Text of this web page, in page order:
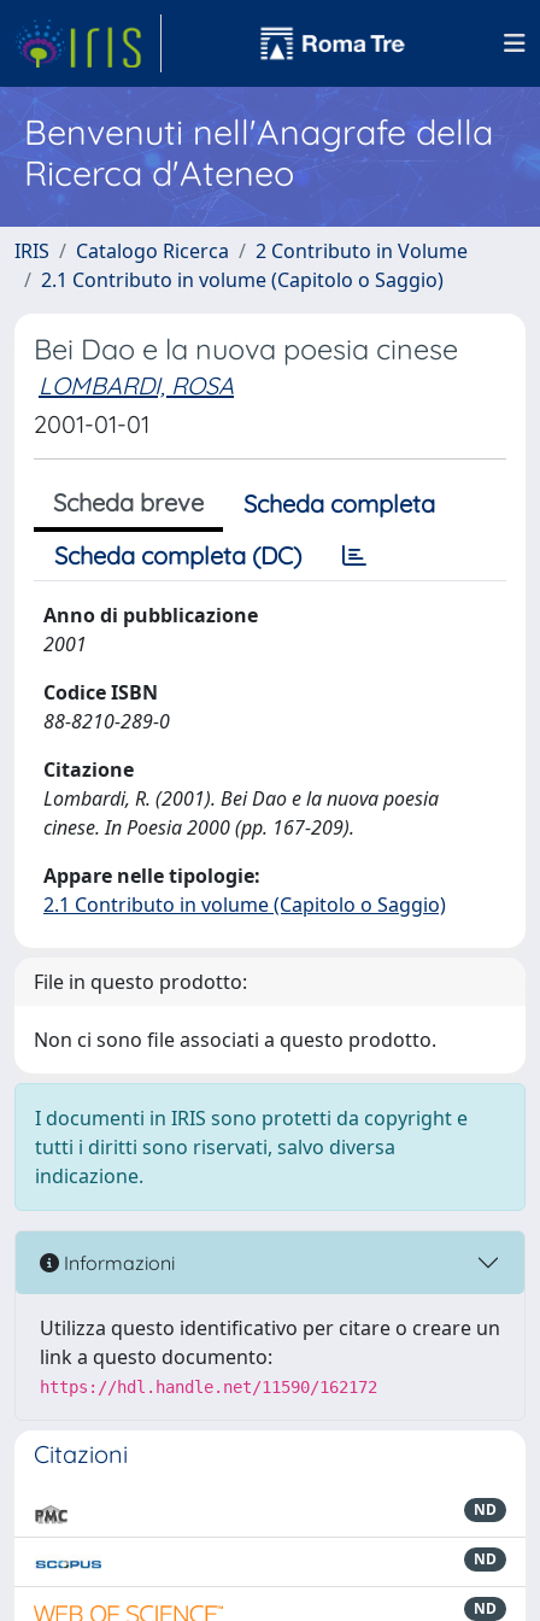
Benvenuti nell'Anagrafe della
Ricerca d'Ateneo
IRIS Catalogo Ricerca
2 Contributo in Volume
2.1 Contributo in volume (Capitolo o Saggio)
Bei Dao e la nuova poesia cinese
LOMBARDI, ROSA
2001-01-01
Scheda breve
Scheda completa
Scheda completa (DC)
Anno di pubblicazione
2001
Codice ISBN
88-8210-289-0
Citazione
Lombardi, R. (2001). Bei Dao e la nuova poesia
cinese. In Poesia 2000 (pp. 167-209).
Appare nelle tipologie:
2.1 Contributo in volume (Capitolo o Saggio)
File in questo prodotto:
Non ci sono file associati a questo prodotto.
I documenti in IRIS sono protetti da copyright e
tutti i diritti sono riservati, salvo diversa
indicazione.
Informazioni
Utilizza questo identificativo per citare o creare un
link a questo documento:
https://hdl.handle.net/11590/162172
Citazioni
ND
ND
ND